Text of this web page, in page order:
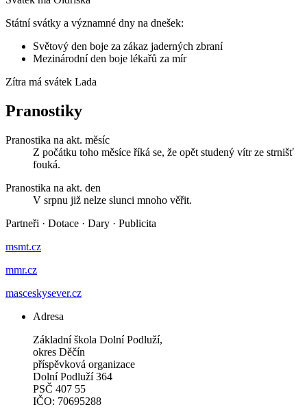
Státní svátky a významné dny na dnešek:
Světový den boje za zákaz jaderných zbraní
Mezinárodní den boje lékařů za mír
Zítra má svátek Lada
Pranostiky
Pranostika na akt. měsíc
Z počátku toho měsíce říká se, že opět studený vítr ze strnišť
fouká.
Pranostika na akt. den
V srpnu již nelze slunci mnoho věřit.
Partneři · Dotace · Dary · Publicita
msmt.cz
mmr.cz
masceskysever.cz
Adresa
Základní škola Dolní Podluží,
okres Děčín
příspěvková organizace
Dolní Podluží 364
PSČ 407 55
IČO: 70695288